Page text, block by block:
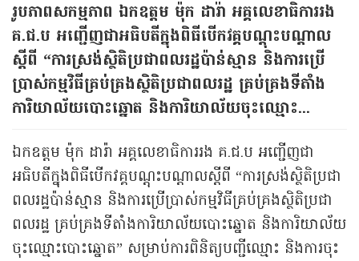
រូបភាពសកម្មភាព ឯកឧត្ដម ម៉ុក ដារ៉ា អគ្គលេខាធិការរង
គ.ជ.ប អញ្ជើញជាអធិបតីក្នុងពិធីបើកវគ្គបណ្ដុះបណ្ដាល
ស្ដីពី “ការស្រង់ស្ថិតិប្រជាពលរដ្ឋប៉ាន់ស្មាន និងការប្រើ
ប្រាស់កម្មវិធីគ្រប់គ្រងស្ថិតិប្រជាពលរដ្ឋ គ្រប់គ្រងទីតាំង
ការិយាល័យបោះឆ្នោត និងការិយាល័យចុះឈ្មោះ...
ឯកឧត្ដម ម៉ុក ដារ៉ា អគ្គលេខាធិការរង គ.ជ.ប អញ្ជើញជា
អធិបតីក្នុងពិធីបើកវគ្គបណ្ដុះបណ្ដាលស្ដីពី “ការស្រង់ស្ថិតិប្រជា
ពលរដ្ឋប៉ាន់ស្មាន និងការប្រើប្រាស់កម្មវិធីគ្រប់គ្រងស្ថិតិប្រជា
ពលរដ្ឋ គ្រប់គ្រងទីតាំងការិយាល័យបោះឆ្នោត និងការិយាល័យ
ចុះឈ្មោះបោះឆ្នោត” សម្រាប់ការពិនិត្យបញ្ជីឈ្មោះ និងការចុះ